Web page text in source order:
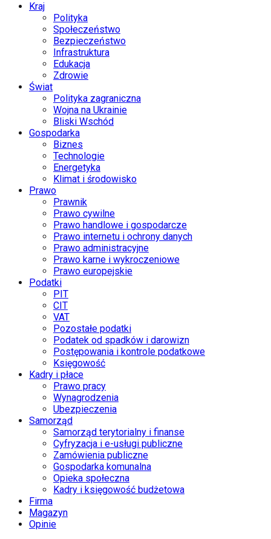
Kraj
Polityka
Społeczeństwo
Bezpieczeństwo
Infrastruktura
Edukacja
Zdrowie
Świat
Polityka zagraniczna
Wojna na Ukrainie
Bliski Wschód
Gospodarka
Biznes
Technologie
Energetyka
Klimat i środowisko
Prawo
Prawnik
Prawo cywilne
Prawo handlowe i gospodarcze
Prawo internetu i ochrony danych
Prawo administracyjne
Prawo karne i wykroczeniowe
Prawo europejskie
Podatki
PIT
CIT
VAT
Pozostałe podatki
Podatek od spadków i darowizn
Postępowania i kontrole podatkowe
Księgowość
Kadry i płace
Prawo pracy
Wynagrodzenia
Ubezpieczenia
Samorząd
Samorząd terytorialny i finanse
Cyfryzacja i e-usługi publiczne
Zamówienia publiczne
Gospodarka komunalna
Opieka społeczna
Kadry i księgowość budżetowa
Firma
Magazyn
Opinie